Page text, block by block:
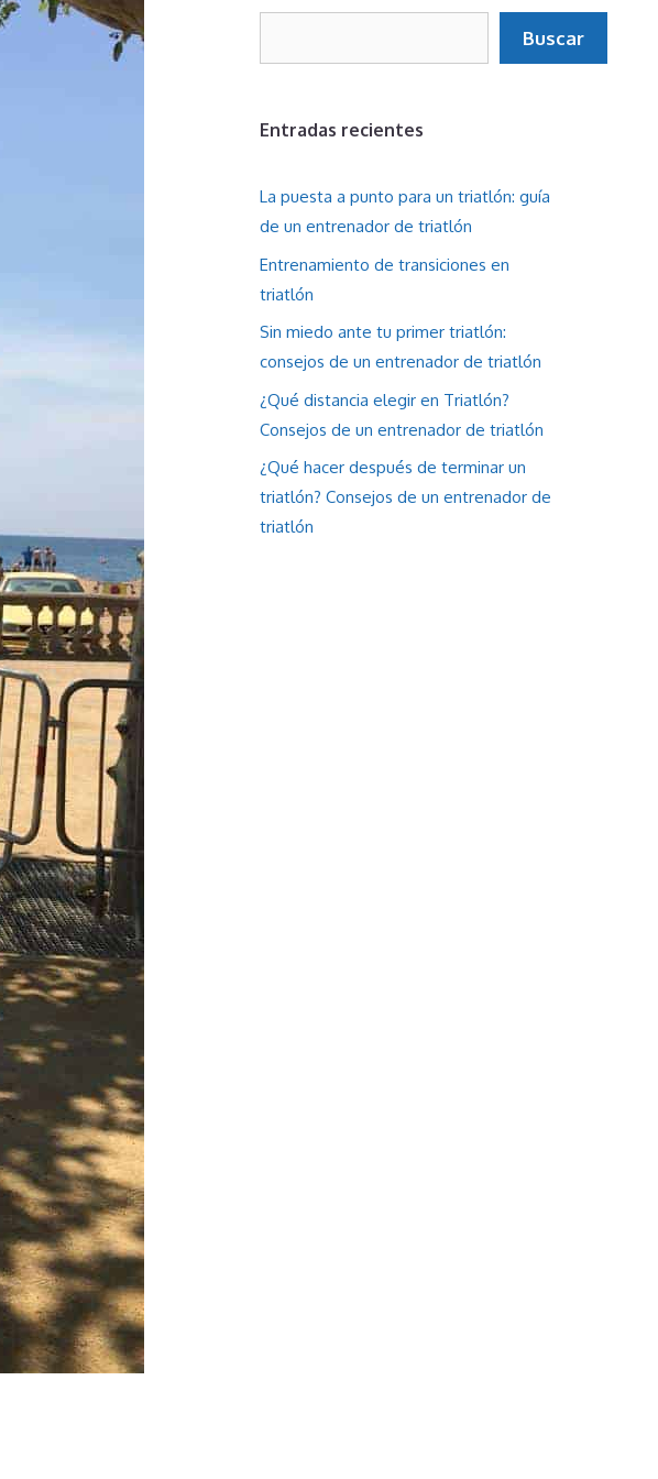
Buscar
Entradas recientes
La puesta a punto para un triatlón: guía
de un entrenador de triatlón
Entrenamiento de transiciones en
triatlón
Sin miedo ante tu primer triatlón:
consejos de un entrenador de triatlón
¿Qué distancia elegir en Triatlón?
Consejos de un entrenador de triatlón
¿Qué hacer después de terminar un
triatlón? Consejos de un entrenador de
triatlón